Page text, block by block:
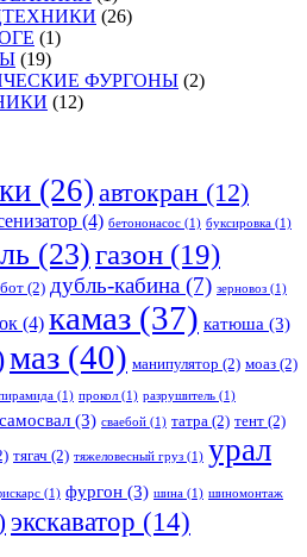
(26)
(1)
(19)
ФУРГОНЫ (2)
(12)
(26) автокран (12)
(4) бетононасос (1) буксировка (1)
(23)газон (19)
(2) дубль-кабина (7) зерновоз (1)
(4) камаз (37) катюша (3)
маз (40) манипулятор (2) моаз (2)
(1) прокол (1) разрушитель (1)
самосвал (3) сваебой (1) татра (2) тент (2)
тягач (2) тяжеловесный груз (1) урал
(1) фургон (3) шина (1) шиномонтаж
экскаватор (14)